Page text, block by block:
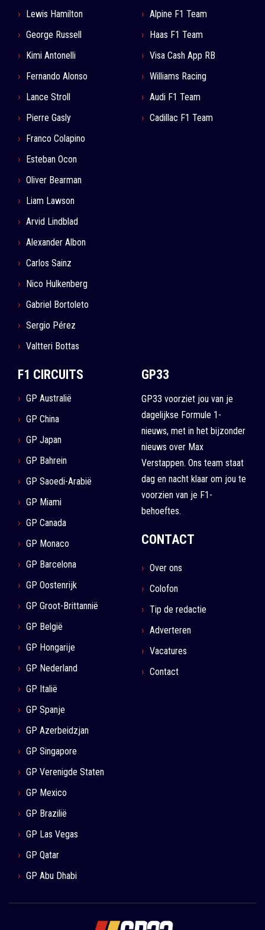
Lewis Hamilton
George Russell
Kimi Antonelli
Fernando Alonso
Lance Stroll
Pierre Gasly
Franco Colapino
Esteban Ocon
Oliver Bearman
Liam Lawson
Arvid Lindblad
Alexander Albon
Carlos Sainz
Nico Hulkenberg
Gabriel Bortoleto
Sergio Pérez
Valtteri Bottas
Alpine F1 Team
Haas F1 Team
Visa Cash App RB
Williams Racing
Audi F1 Team
Cadillac F1 Team
F1 CIRCUITS
GP Australië
GP China
GP Japan
GP Bahrein
GP Saoedi-Arabië
GP Miami
GP Canada
GP Monaco
GP Barcelona
GP Oostenrijk
GP Groot-Brittannië
GP België
GP Hongarije
GP Nederland
GP Italië
GP Spanje
GP Azerbeidzjan
GP Singapore
GP Verenigde Staten
GP Mexico
GP Brazilië
GP Las Vegas
GP Qatar
GP Abu Dhabi
GP33
GP33 voorziet jou van je
dagelijkse Formule 1-
nieuws, met in het bijzonder
nieuws over Max
Verstappen. Ons team staat
dag en nacht klaar om jou te
voorzien van je F1-
behoeftes.
CONTACT
Over ons
Colofon
Tip de redactie
Adverteren
Vacatures
Contact